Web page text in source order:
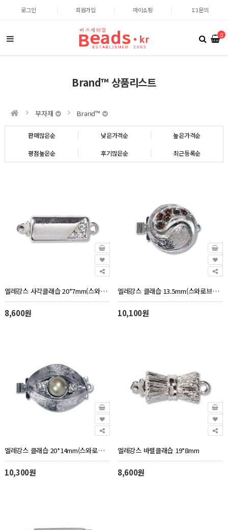
로그인 회원가입 마이쇼핑 1:1문의
0
Brand™ 상품리스트
부자재 Brand™
판매많은순 낮은가격순 높은가격순
평점높은순 후기많은순 최근등록순
엘레강스 사각클래습 20*7mm(스와로브스키스톤)
8,600원
엘레강스 클래습 13.5mm(스와로브스키스톤)
10,100원
엘레강스 클래습 20*14mm(스와로브스키진주/스톤)
10,300원
엘레강스 바렐클래습 19*8mm
8,600원